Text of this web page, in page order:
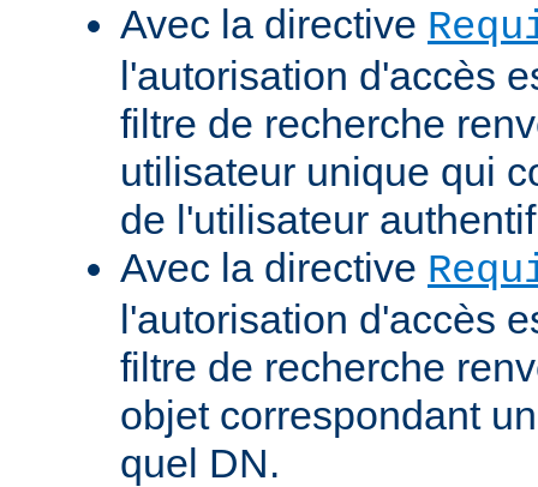
Avec la directive
l'autorisation d'accès
filtre de recherche
utilisateur unique qui
de l'utilisateur
Avec la directive
l'autorisation d'accès
filtre de recherche
objet correspondant
quel DN.